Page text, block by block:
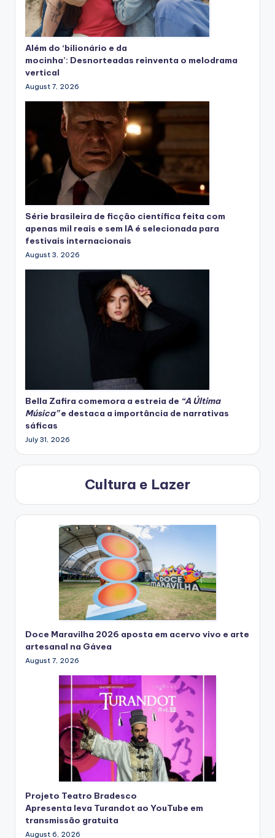
Além do ‘bilionário e da
mocinha’: Desnorteadas reinventa o melodrama
vertical
August 7, 2026
Série brasileira de ficção científica feita com
apenas mil reais e sem IA é selecionada para
festivais internacionais
August 3, 2026
Bella Zafira comemora a estreia de “A Última
Música”e destaca a importância de narrativas
sáficas
July 31, 2026
Cultura e Lazer
Doce Maravilha 2026 aposta em acervo vivo e arte
artesanal na Gávea
August 7, 2026
Projeto Teatro Bradesco
Apresenta leva Turandot ao YouTube em
transmissão gratuita
August 6, 2026